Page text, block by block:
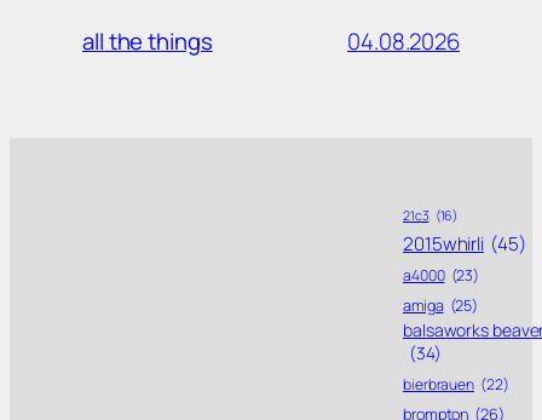
all the things 04.08.2026
21c3 (16)
2015whirli (45)
a4000 (23)
amiga (25)
balsaworks
(34)
bierbrauen (22)
brompton (26)